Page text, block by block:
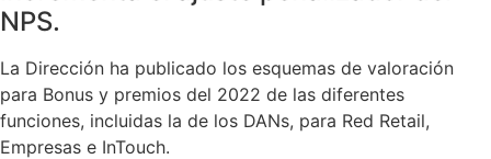
NPS.
La Dirección ha publicado los esquemas de valoración
para Bonus y premios del 2022 de las diferentes
funciones, incluidas la de los DANs, para Red Retail,
Empresas e InTouch.